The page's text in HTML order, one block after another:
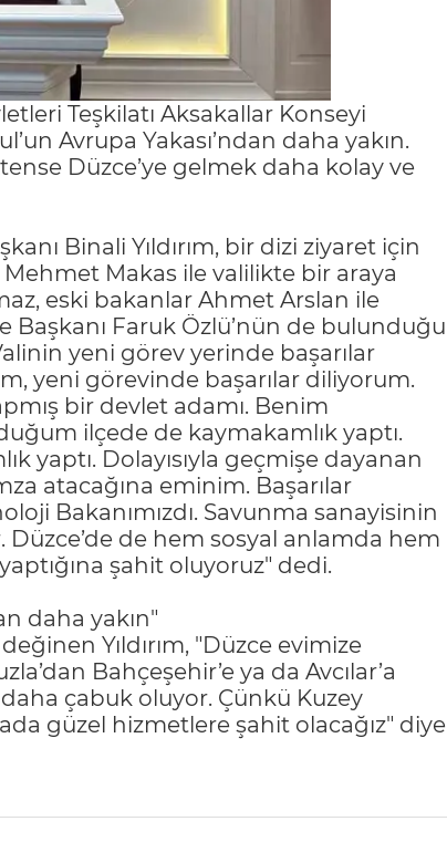
Teşkilatı Aksakallar Konseyi
Avrupa Yakası’ndan daha yakın.
Düzce’ye gelmek daha kolay ve
Binali Yıldırım, bir dizi ziyaret için
Mehmet Makas ile valilikte bir araya
eski bakanlar Ahmet Arslan ile
Başkanı Faruk Özlü’nün de bulunduğu
yeni görev yerinde başarılar
yeni görevinde başarılar diliyorum.
bir devlet adamı. Benim
ilçede de kaymakamlık yaptı.
yaptı. Dolayısıyla geçmişe dayanan
atacağına eminim. Başarılar
Bakanımızdı. Savunma sanayisinin
de hem sosyal anlamda hem
şahit oluyoruz" dedi.
daha yakın"
Yıldırım, "Düzce evimize
Bahçeşehir’e ya da Avcılar’a
çabuk oluyor. Çünkü Kuzey
güzel hizmetlere şahit olacağız" diye